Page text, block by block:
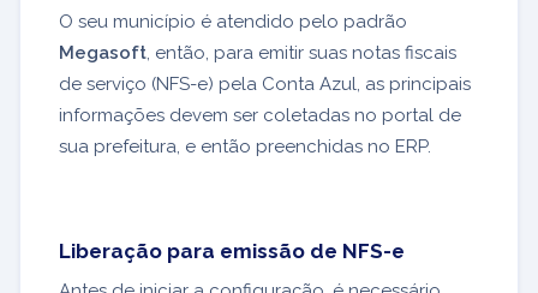
O seu município é atendido pelo padrão
Megasoft, então, para emitir suas notas fiscais
de serviço (NFS-e) pela Conta Azul, as principais
informações devem ser coletadas no portal de
sua prefeitura, e então preenchidas no ERP.
Liberação para emissão de NFS-e